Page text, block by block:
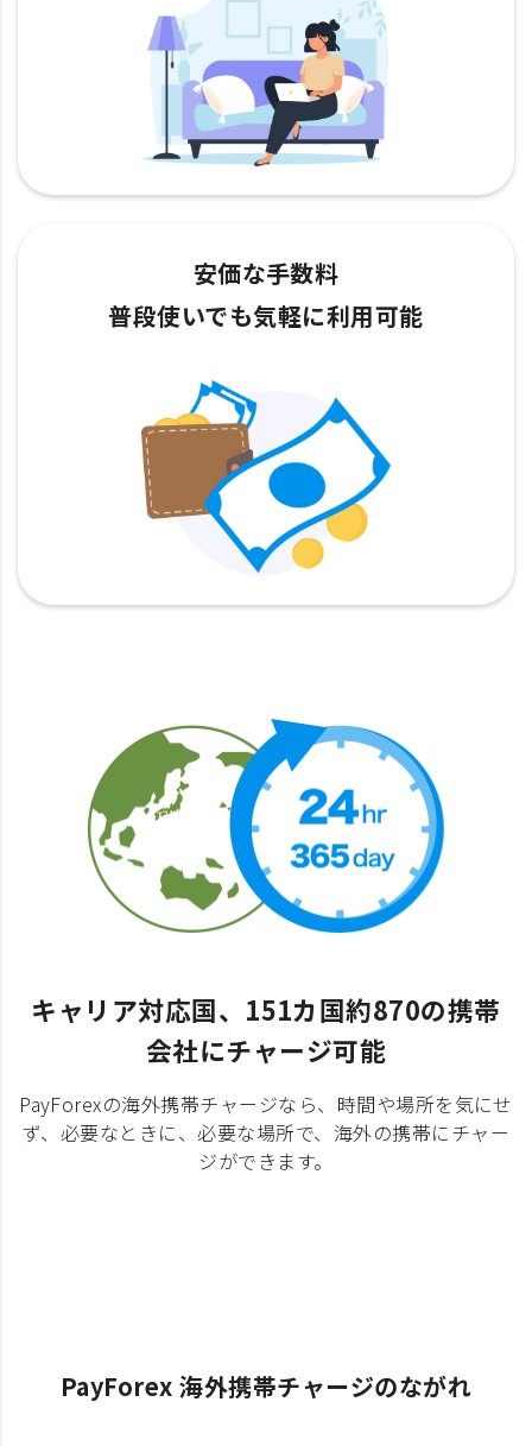
安価な手数料
普段使いでも気軽に利用可能
キャリア対応国、151カ国約870の携帯
会社にチャージ可能
PayForexの海外携帯チャージなら、時間や場所を気にせ
ず、必要なときに、必要な場所で、海外の携帯にチャー
ジができます。
PayForex 海外携帯チャージのながれ